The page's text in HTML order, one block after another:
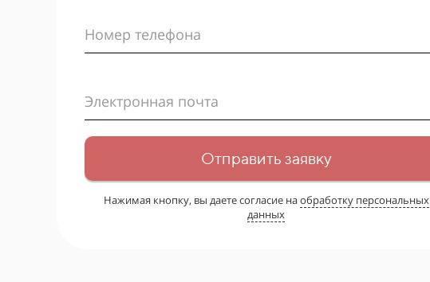
Номер телефона
Электронная почта
Отправить заявку
Нажимая кнопку, вы даете согласие наобработку персональных
данных